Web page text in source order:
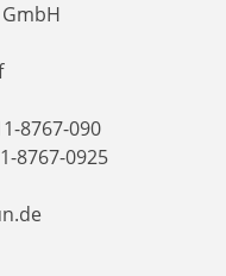
8767-090
8767-0925